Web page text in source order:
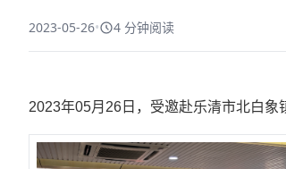
2023-05-26• 4 分钟阅读
2023年05月26日，受邀赴乐清市北白象